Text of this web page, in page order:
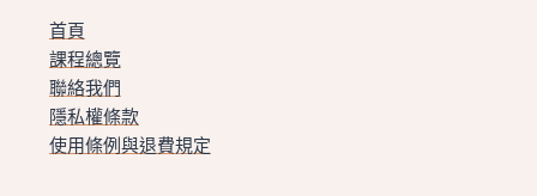
首頁
課程總覽
聯絡我們
隱私權條款
使用條例與退費規定